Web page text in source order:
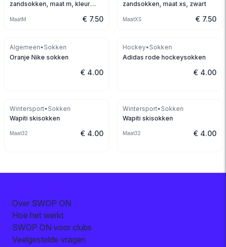
zandsokken, maat m, kleur
MaatM € 7.50
zandsokken, maat xs, zwart
MaatXS € 7.50
Algemeen• Sokken
Oranje Nike sokken
€ 4.00
Hockey• Sokken
Adidas rode hockeysokken
€ 4.00
Wintersport• Sokken
Wapiti skisokken
Maat32 € 4.00
Wintersport• Sokken
Wapiti skisokken
Maat32 € 4.00
Over SWOP ON
Hoe het werkt
SWOP ON voor clubs
Veelgestelde vragen